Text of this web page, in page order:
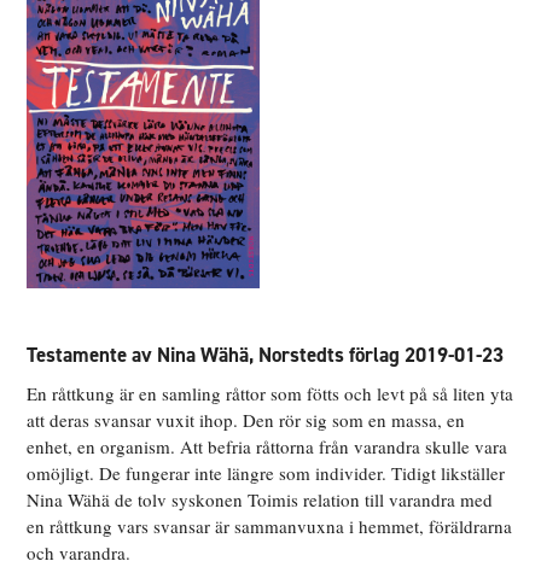
Testamente av Nina Wähä, Norstedts förlag 2019-01-23
En råttkung är en samling råttor som fötts och levt på så liten yta
att deras svansar vuxit ihop. Den rör sig som en massa, en
enhet, en organism. Att befria råttorna från varandra skulle vara
omöjligt. De fungerar inte längre som individer. Tidigt likställer
Nina Wähä de tolv syskonen Toimis relation till varandra med
en råttkung vars svansar är sammanvuxna i hemmet, föräldrarna
och varandra.